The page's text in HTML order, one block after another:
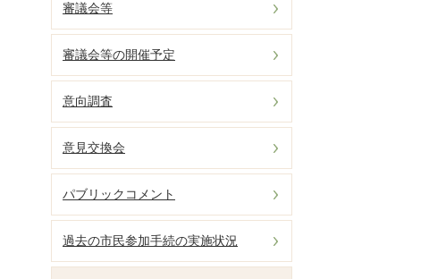
審議会等
審議会等の開催予定
意向調査
意見交換会
パブリックコメント
過去の市民参加手続の実施状況